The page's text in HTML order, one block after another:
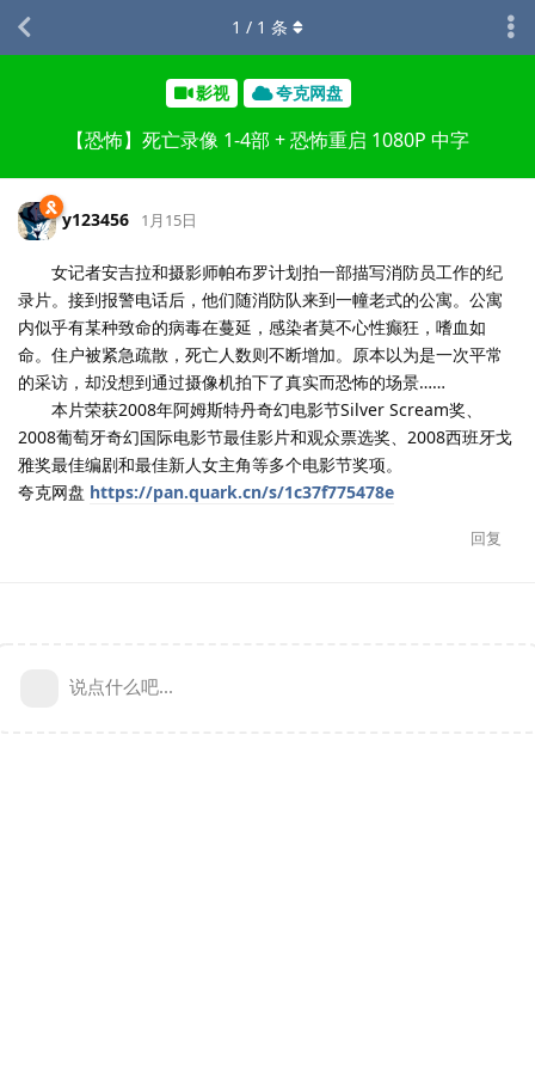
影视 夸克网盘
【恐怖】死亡录像 1-4部 + 恐怖重启 1080P 中字
1 / 1 条
y123456 1月15日
女记者安吉拉和摄影师帕布罗计划拍一部描写消防员工作的纪
录片。接到报警电话后，他们随消防队来到一幢老式的公寓。公寓
内似乎有某种致命的病毒在蔓延，感染者莫不心性癫狂，嗜血如
命。住户被紧急疏散，死亡人数则不断增加。原本以为是一次平常
的采访，却没想到通过摄像机拍下了真实而恐怖的场景……
本片荣获2008年阿姆斯特丹奇幻电影节Silver Scream奖、
2008葡萄牙奇幻国际电影节最佳影片和观众票选奖、2008西班牙戈
雅奖最佳编剧和最佳新人女主角等多个电影节奖项。
夸克网盘 https://pan.quark.cn/s/1c37f775478e
回复
说点什么吧...